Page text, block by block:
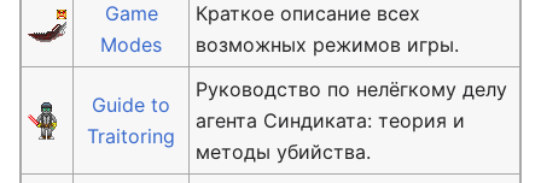
Game
Modes
Краткое описание всех
возможных режимов игры.
Guide to
Traitoring
Руководство по нелёгкому делу
агента Синдиката: теория и
методы убийства.